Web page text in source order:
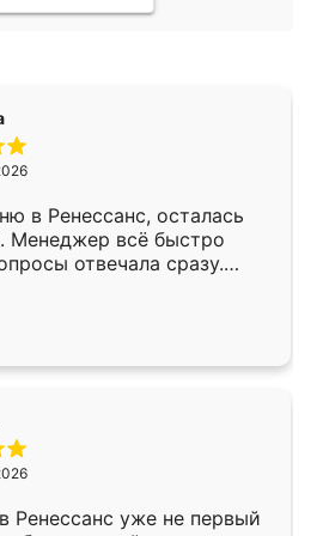
в Ренессанс, осталась
Менеджер всё быстро
отвечала сразу.
в субботу, подошёл к
Собрали
аккуратно, даже
Ренессанс уже не первый